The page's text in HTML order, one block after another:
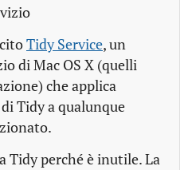
Tidy Service, un
di Mac OS X (quelli
che applica
Tidy a qualunque
Tidy perché è inutile. La